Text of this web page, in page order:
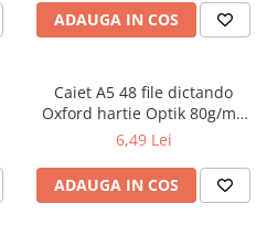
ADAUGA IN COS
Caiet A5 48 file dictando
Oxford hartie Optik 80g/mp
diverse culori
6,49 Lei
ADAUGA IN COS